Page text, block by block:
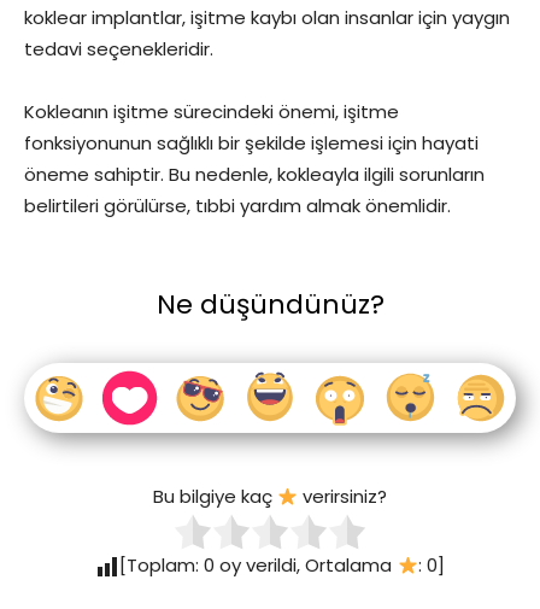
koklear implantlar, işitme kaybı olan insanlar için yaygın
tedavi seçenekleridir.
Kokleanın işitme sürecindeki önemi, işitme
fonksiyonunun sağlıklı bir şekilde işlemesi için hayati
öneme sahiptir. Bu nedenle, kokleayla ilgili sorunların
belirtileri görülürse, tıbbi yardım almak önemlidir.
Ne düşündünüz?
Bu bilgiye kaç verirsiniz?
[Toplam:0 oy verildi, Ortalama : 0]